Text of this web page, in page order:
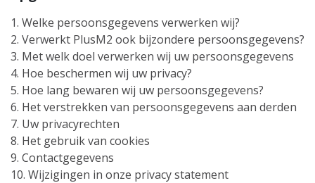
1. Welke persoonsgegevens verwerken wij?
2. Verwerkt PlusM2 ook bijzondere persoonsgegevens?
3. Met welk doel verwerken wij uw persoonsgegevens
4. Hoe beschermen wij uw privacy?
5. Hoe lang bewaren wij uw persoonsgegevens?
6. Het verstrekken van persoonsgegevens aan derden
7. Uw privacyrechten
8. Het gebruik van cookies
9. Contactgegevens
10. Wijzigingen in onze privacy statement